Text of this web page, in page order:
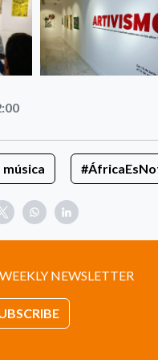
música
NEWSLETTER